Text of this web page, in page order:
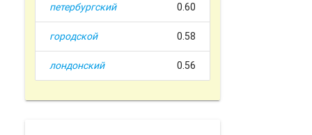
петербургский 0.60
городской 0.58
лондонский 0.56